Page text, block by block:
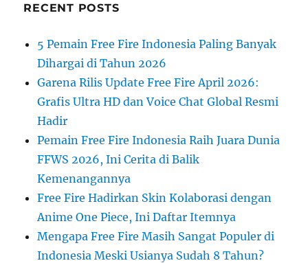
RECENT POSTS
5 Pemain Free Fire Indonesia Paling Banyak
Dihargai di Tahun 2026
Garena Rilis Update Free Fire April 2026:
Grafis Ultra HD dan Voice Chat Global Resmi
Hadir
Pemain Free Fire Indonesia Raih Juara Dunia
FFWS 2026, Ini Cerita di Balik
Kemenangannya
Free Fire Hadirkan Skin Kolaborasi dengan
Anime One Piece, Ini Daftar Itemnya
Mengapa Free Fire Masih Sangat Populer di
Indonesia Meski Usianya Sudah 8 Tahun?